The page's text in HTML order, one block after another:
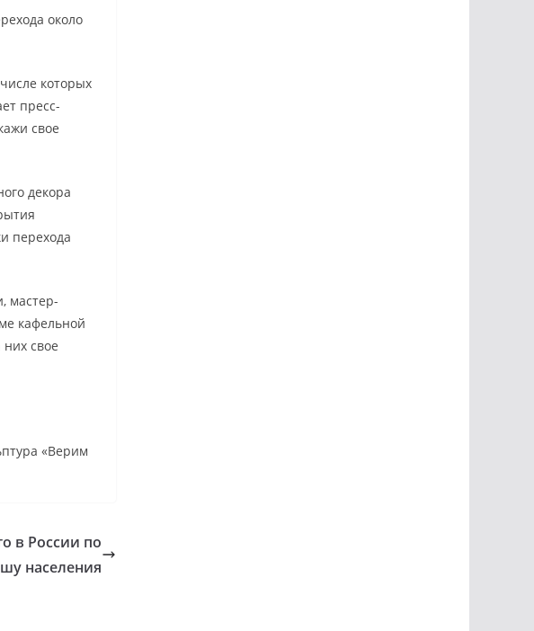
около
которых
пресс-
свое
декора
перехода
мастер-
кафельной
свое
«Верим
в России по
населения